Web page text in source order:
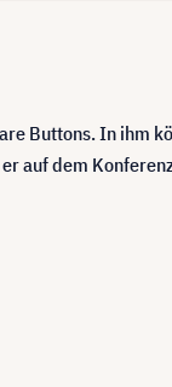
Buttons. In ihm
auf dem